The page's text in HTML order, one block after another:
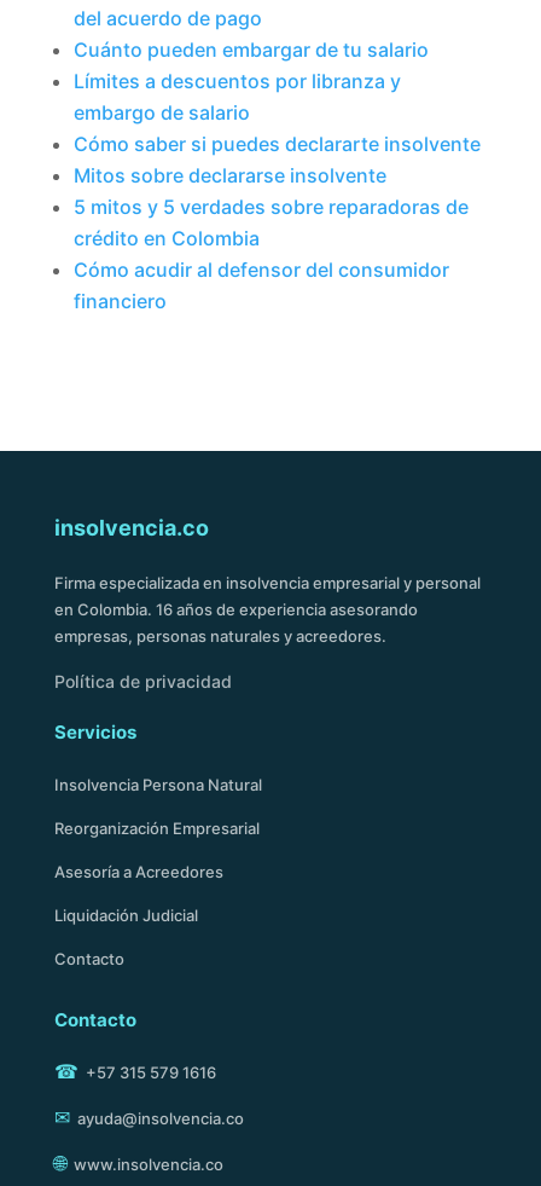
del acuerdo de pago
Cuánto pueden embargar de tu salario
Límites a descuentos por libranza y
embargo de salario
Cómo saber si puedes declararte insolvente
Mitos sobre declararse insolvente
5 mitos y 5 verdades sobre reparadoras de
crédito en Colombia
Cómo acudir al defensor del consumidor
financiero
insolvencia.co
Firma especializada en insolvencia empresarial y personal
en Colombia. 16 años de experiencia asesorando
empresas, personas naturales y acreedores.
Política de privacidad
Servicios
Insolvencia Persona Natural
Reorganización Empresarial
Asesoría a Acreedores
Liquidación Judicial
Contacto
Contacto
☎ +57 315 579 1616
✉ ayuda@insolvencia.co
🌐 www.insolvencia.co